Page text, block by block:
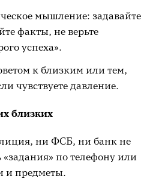
мышление: задавайте
факты, не верьте
успеха».
к близким или тем,
чувствуете давление.
близких
ни ФСБ, ни банк не
по телефону или
и предметы.